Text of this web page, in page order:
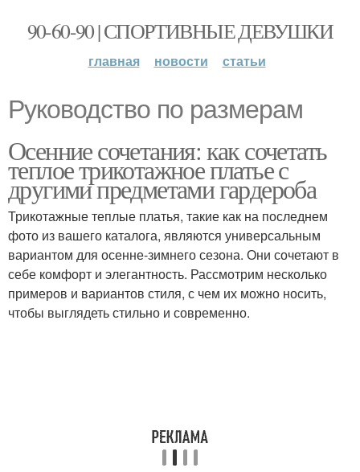
90-60-90 | СПОРТИВНЫЕ ДЕВУШКИ
главная новости статьи
Руководство по размерам
Осенние сочетания: как сочетать
теплое трикотажное платье с
другими предметами гардероба
Трикотажные теплые платья, такие как на последнем
фото из вашего каталога, являются универсальным
вариантом для осенне-зимнего сезона. Они сочетают в
себе комфорт и элегантность. Рассмотрим несколько
примеров и вариантов стиля, с чем их можно носить,
чтобы выглядеть стильно и современно.